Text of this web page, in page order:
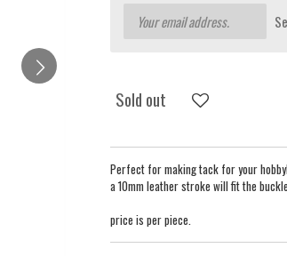
Sold out
Perfect for making tack for your
a 10mm leather stroke will fit the
price is per piece.